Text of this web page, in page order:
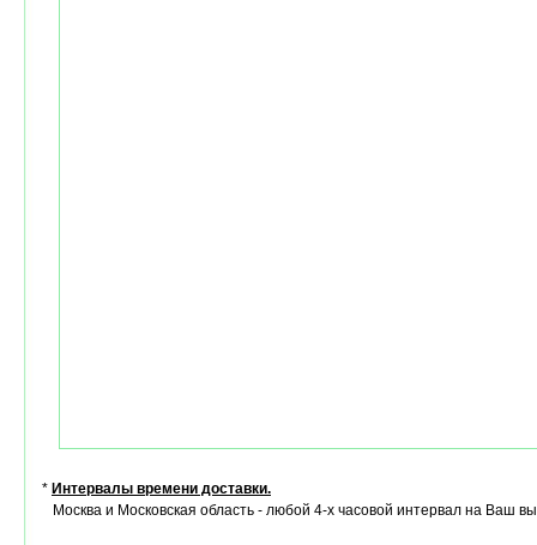
* Интервалы времени доставки.
Москва и Московская область - любой 4-х часовой интервал на Ваш